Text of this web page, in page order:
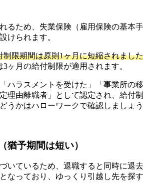
るため、失業保険（雇用保険の基本
けられます。
限期間は原則1ヶ月に短縮されまし
ヶ月の給付制限が適用されます。
ハラスメントを受けた」「事業所の
理由離職者」として認定され、給付
うかはハローワークで確認しましょう
猶予期間は短い）
いているため、退職すると同時に退
なっており、ゆっくり引越し先を探